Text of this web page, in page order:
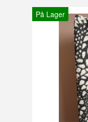
På Lager